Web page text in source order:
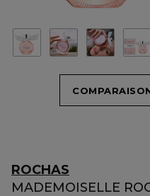
ROCHAS
MADEMOISELLE